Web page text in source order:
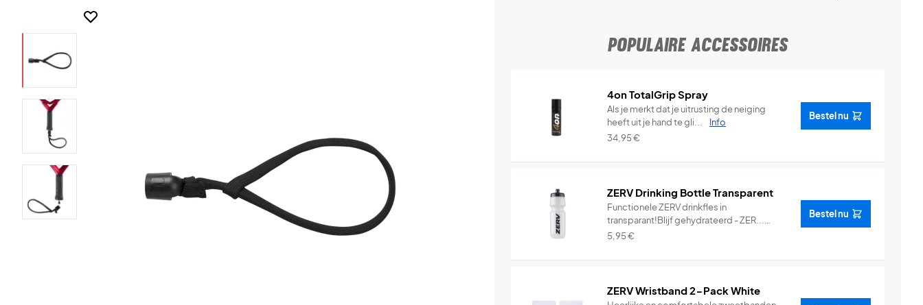
POPULAIRE ACCESSOIRES
4on TotalGrip Spray
Als je merkt dat je uitrusting de neiging
heeft uit je hand te gli...
Info
34,95€
Bestel nu
ZERV Drinking Bottle Transparent
Functionele ZERV drinkfles in
transparant!Blijf gehydrateerd - ZER...
Info
5,95€
Bestel nu
ZERV Wristband 2-Pack White